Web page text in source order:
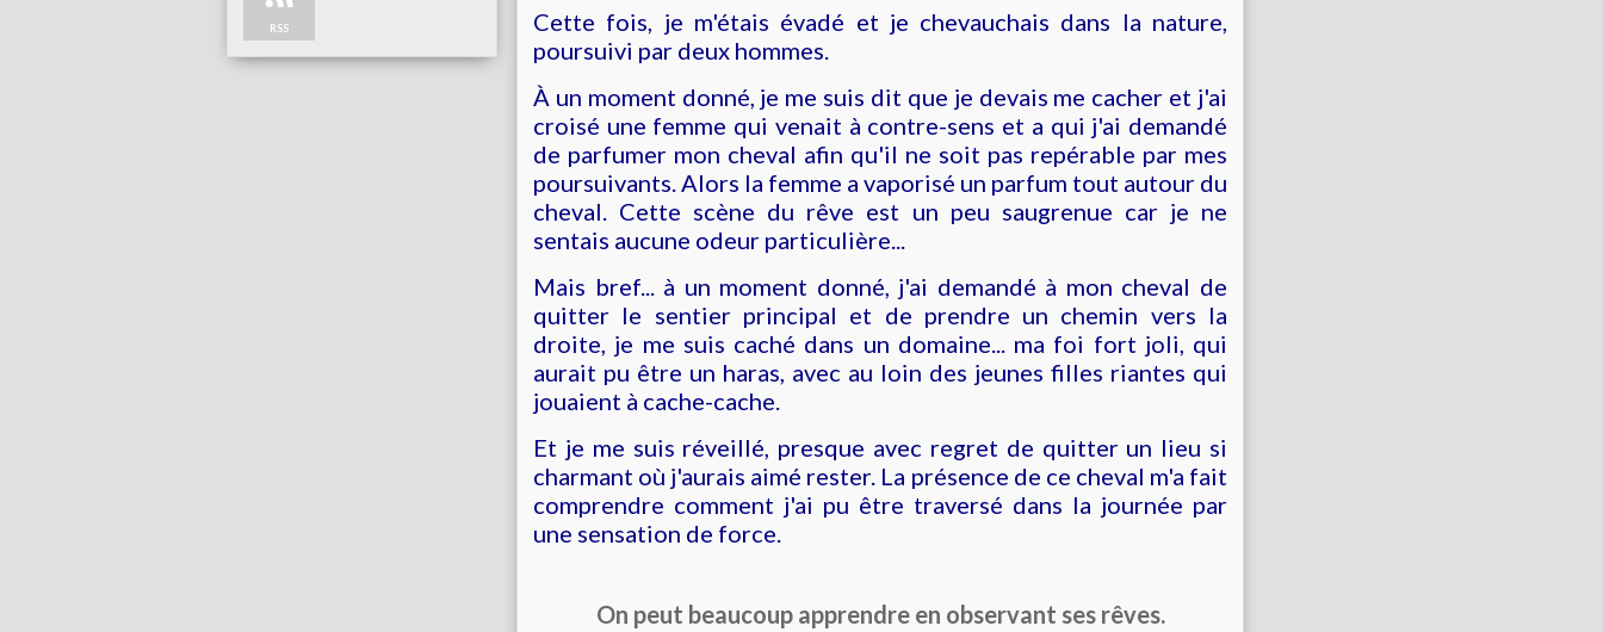
RSS
Cette fois, je m'étais évadé et je chevauchais dans la nature,
poursuivi par deux hommes.
À un moment donné, je me suis dit que je devais me cacher et j'ai
croisé une femme qui venait à contre-sens et a qui j'ai demandé
de parfumer mon cheval afin qu'il ne soit pas repérable par mes
poursuivants. Alors la femme a vaporisé un parfum tout autour du
cheval. Cette scène du rêve est un peu saugrenue car je ne
sentais aucune odeur particulière...
Mais bref... à un moment donné, j'ai demandé à mon cheval de
quitter le sentier principal et de prendre un chemin vers la
droite, je me suis caché dans un domaine... ma foi fort joli, qui
aurait pu être un haras, avec au loin des jeunes filles riantes qui
jouaient à cache-cache.
Et je me suis réveillé, presque avec regret de quitter un lieu si
charmant où j'aurais aimé rester. La présence de ce cheval m'a fait
comprendre comment j'ai pu être traversé dans la journée par
une sensation de force.
On peut beaucoup apprendre en observant ses rêves.